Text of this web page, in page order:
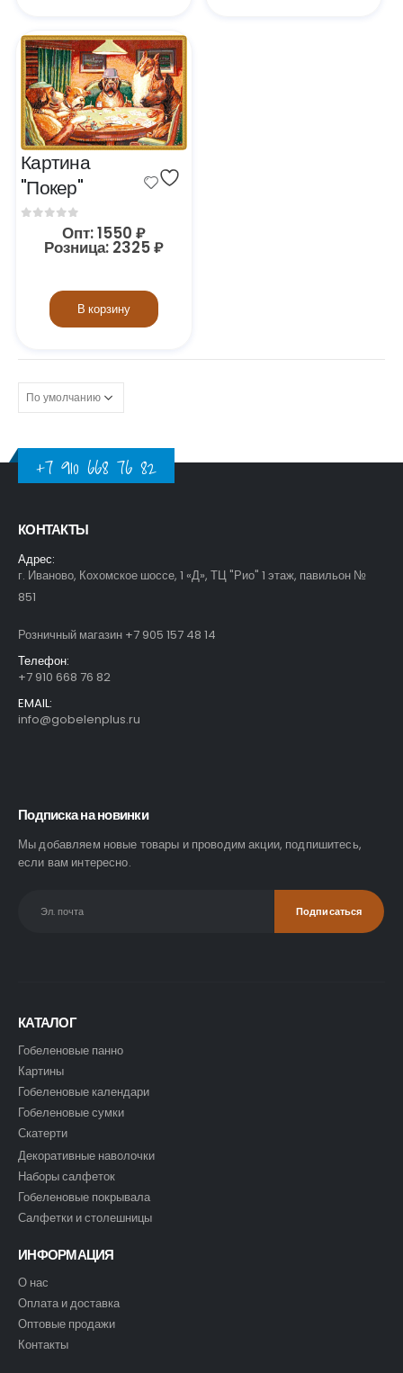
Картина
"Покер"
out of 5
Опт:1550 ₽
Розница: 2325₽
В корзину
+7 910 668 76 82
КОНТАКТЫ
Адрес:
г. Иваново, Кохомское шоссе, 1 «Д», ТЦ "Рио" 1 этаж, павильон №
851
Розничный магазин +7 905 157 48 14
Телефон:
+7 910 668 76 82
EMAIL:
info@gobelenplus.ru
Подписка на новинки
Мы добавляем новые товары и проводим акции, подпишитесь,
если вам интересно.
КАТАЛОГ
Гобеленовые панно
Картины
Гобеленовые календари
Гобеленовые сумки
Скатерти
Декоративные наволочки
Наборы салфеток
Гобеленовые покрывала
Салфетки и столешницы
ИНФОРМАЦИЯ
О нас
Оплата и доставка
Оптовые продажи
Контакты